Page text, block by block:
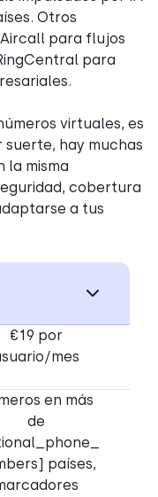
Otros
para flujos
para
virtuales, es
hay muchas
la misma
cobertura
a tus
€19 por
mes
en más
de
países,